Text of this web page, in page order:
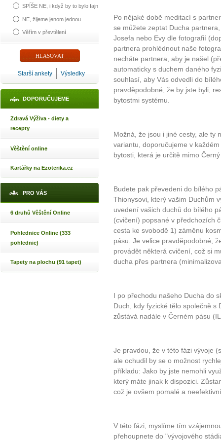
SPÍŠE NE, i když by to bylo fajn
NE, žijeme jenom jednou
Věřím v převtělení
Starší ankety Výsledky
DOPORUČUJEME
Zdravá Výživa - diety a
recepty
Věštění online
Kartářky na Ezoterika.cz
PRO VÁS
6 druhů Věštění Online
Pohlednice Online (333
pohlednic)
Tapety na plochu (91 tapet)
Po nějaké době meditací s
se můžete zeptat Ducha
Josefa nebo Evy dle fotografií
partnera prohlédnout naše
necháte partnera, aby je našel
automaticky s duchem daného
souhlasí, aby Vás odvedli do
pravděpodobné, že by jste byli,
bytostmi systému.
Možná, že jsou i jiné cesty, ale ty
variantu, doporučujeme v
bytosti, která je určitě mimo
Budete pak převedeni do bílého
Thionysovi, který vašim Duchům
uvedení vašich duchů do bílého
(cvičení) popsané v předchozích
cesta ke svobodě 1) záměnu
pásu. Je velice pravděpodobné,
provádět některá cvičení, což si
ducha přes partnera
I po přechodu našeho Ducha do
Duch, kdy fyzické tělo společně
zůstává nadále v Černém pásu
Je pravdou, že v této fázi vývoje
ale ochudil by se o možnost
příkladu: Jako by jste nemohli
který máte jinak k dispozici.
což je ovšem pomalé a
V této fázi, myslíme tím
přehoupnete do "vývojového